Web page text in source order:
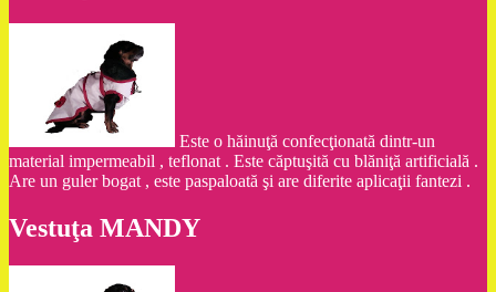
Este o hăinuţă confecţionată dintr-un
material impermeabil , teflonat . Este căptuşită cu blăniţă artificială .
Are un guler bogat , este paspaloată şi are diferite aplicaţii fantezi .
Vestuţa MANDY